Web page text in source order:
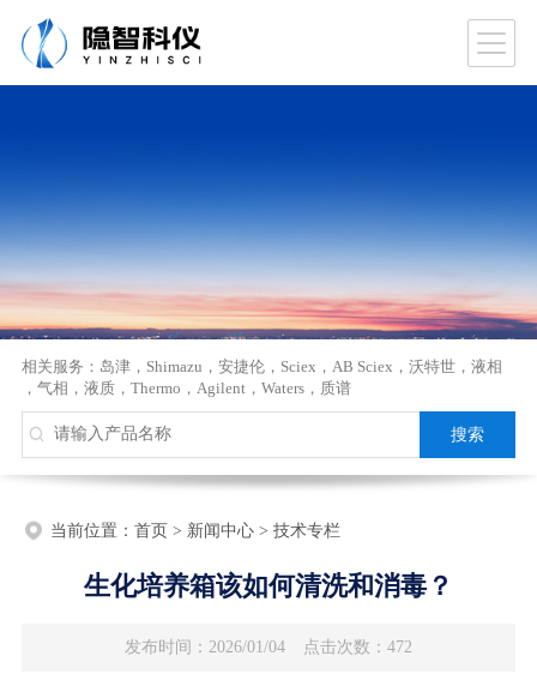
相关服务： 岛津， Shimazu ， 安捷伦， Sciex ， AB Sciex ， 沃特世， 液相
， 气相 ， 液质， Thermo ， Agilent ， Waters， 质谱
当前位置： 首页> 新闻中心> 技术专栏
生化培养箱该如何清洗和消毒？
发布时间：2026/01/04 点击次数：472